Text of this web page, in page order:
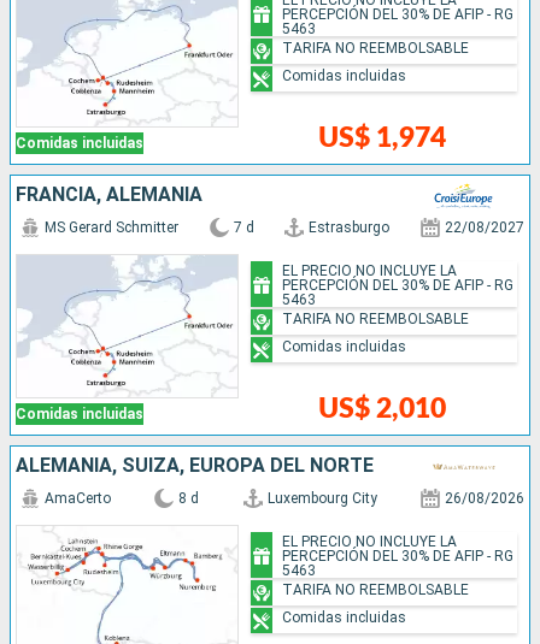
Comidas incluidas US$ 1,974
PERCEPCIÓN DEL 30% DE AFIP - RG
5463
TARIFA NO REEMBOLSABLE
Comidas incluidas
FRANCIA, ALEMANIA
Comidas incluidas
MS Gerard Schmitter 7 d Estrasburgo 22/08/2027
US$ 2,010
EL PRECIO NO INCLUYE LA
PERCEPCIÓN DEL 30% DE AFIP - RG
5463
TARIFA NO REEMBOLSABLE
Comidas incluidas
ALEMANIA, SUIZA, EUROPA DEL NORTE
AmaCerto 8 d Luxembourg City 26/08/2026
EL PRECIO NO INCLUYE LA
PERCEPCIÓN DEL 30% DE AFIP - RG
5463
TARIFA NO REEMBOLSABLE
Comidas incluidas